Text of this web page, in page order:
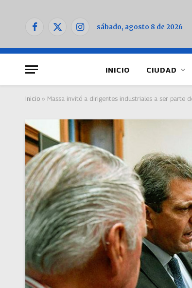
Facebook
X
Instagramsábado, agosto 8 de 2026
INICIO CIUDAD
Inicio » Massa invitó a dirigentes industriales a ser parte